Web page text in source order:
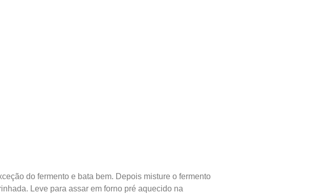
do fermento e bata bem. Depois misture o fermento
Leve para assar em forno pré aquecido na